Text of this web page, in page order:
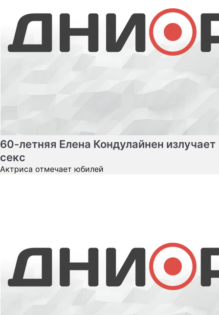
60-летняя Елена Кондулайнен излучает
секс
Какой запомнится Заслуженная
артистка России Анжелика Волчкова
Актриса ушла из жизни в возрасте 48 лет